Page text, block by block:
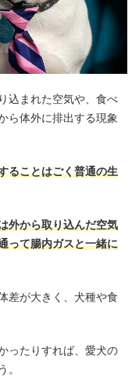
込まれた空気や、食べ
ら体外に排出する現象
ることはごく普通の生
外から取り込んだ空気
って腸内ガスと一緒に
差が大きく、犬種や食
ったりすれば、愛犬の
。